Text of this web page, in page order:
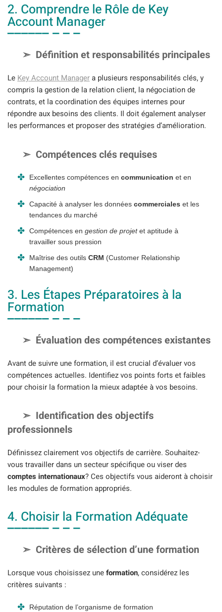
2. Comprendre le Rôle de Key
Account Manager
Définition et responsabilités principales
Le Key Account Managera plusieurs responsabilités clés, y
compris la gestion de la relation client, la négociation de
contrats, et la coordination des équipes internes pour
répondre aux besoins des clients. Il doit également analyser
les performances et proposer des stratégies d’amélioration.
Compétences clés requises
Excellentes compétences en communication et en
négociation
Capacité à analyser les données commerciales et les
tendances du marché
Compétences en gestion de projetet aptitude à
travailler sous pression
Maîtrise des outils CRM (Customer Relationship
Management)
3. Les Étapes Préparatoires à la
Formation
Évaluation des compétences existantes
Avant de suivre une formation, il est crucial d’évaluer vos
compétences actuelles. Identifiez vos points forts et faibles
pour choisir la formation la mieux adaptée à vos besoins.
Identification des objectifs
professionnels
Définissez clairement vos objectifs de carrière. Souhaitez-
vous travailler dans un secteur spécifique ou viser des
comptes internationaux? Ces objectifs vous aideront à choisir
les modules de formation appropriés.
4. Choisir la Formation Adéquate
Critères de sélection d’une formation
Lorsque vous choisissez uneformation, considérez les
critères suivants :
Réputation de l’organisme de formation